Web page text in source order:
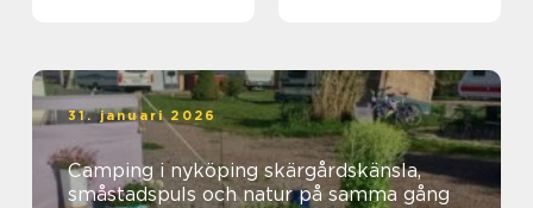
31. januari 2026
Camping i nyköping skärgårdskänsla,
småstadspuls och natur på samma gång